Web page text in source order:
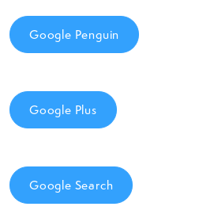
Google Penguin
Google Plus
Google Search